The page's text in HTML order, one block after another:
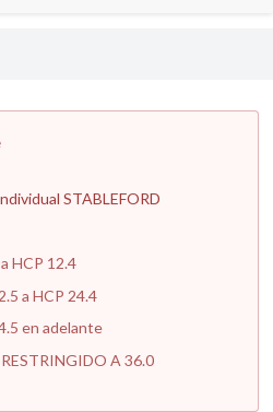
STABLEFORD
HCP 12.4
a HCP 24.4
en adelante
A 36.0